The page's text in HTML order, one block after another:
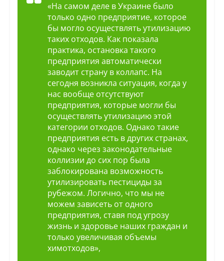
«На самом деле в Украине было
только одно предприятие, которое
бы могло осуществлять утилизацию
таких отходов. Как показала
практика, остановка такого
предприятия автоматически
заводит страну в коллапс. На
сегодня возникла ситуация, когда у
нас вообще отсутствуют
предприятия, которые могли бы
осуществлять утилизацию этой
категории отходов. Однако такие
предприятия есть в других странах,
однако через законодательные
коллизии до сих пор была
заблокирована возможность
утилизировать пестициды за
рубежом. Логично, что мы не
можем зависеть от одного
предприятия, ставя под угрозу
жизнь и здоровье наших граждан и
только увеличивая объемы
химотходов»,